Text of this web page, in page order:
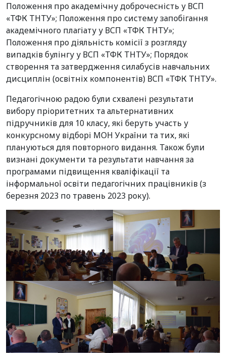
Положення про академічну доброчесність у ВСП
«ТФК ТНТУ»; Положення про систему запобігання
академічного плагіату у ВСП «ТФК ТНТУ»;
Положення про діяльність комісії з розгляду
випадків булінгу у ВСП «ТФК ТНТУ»; Порядок
створення та затвердження силабусів навчальних
дисциплін (освітніх компонентів) ВСП «ТФК ТНТУ».
Педагогічною радою були схвалені результати
вибору пріоритетних та альтернативних
підручників для 10 класу, які беруть участь у
конкурсному відборі МОН України та тих, які
плануються для повторного видання. Також були
визнані документи та результати навчання за
програмами підвищення кваліфікації та
інформальної освіти педагогічних працівників (з
березня 2023 по травень 2023 року).